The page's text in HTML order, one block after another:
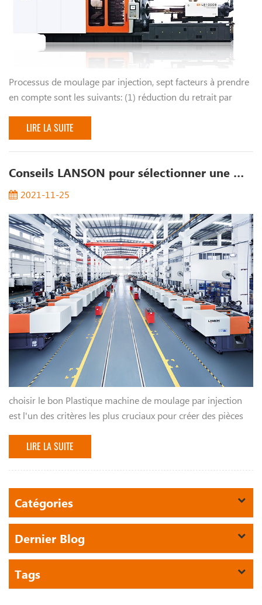
Processus de moulage par injection, sept facteurs à prendre
en compte sont les suivants: (1) réduction du retrait par
mentionné ci-dessus, sous la ...
LIRE LA SUITE
Conseils LANSON pour sélectionner une machine de moulage par injection plastique économique
2021-11-25
choisir le bon Plastique machine de moulage par injection
est l'un des critères les plus cruciaux pour créer des pièces
machine appropriée v...
LIRE LA SUITE
Catégories
Dernier Blog
Tags